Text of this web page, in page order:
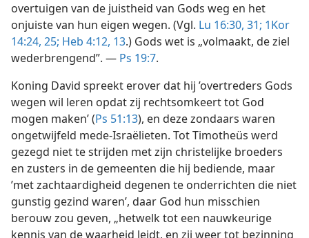
overtuigen van de juistheid van Gods weg en het
onjuiste van hun eigen wegen. (Vgl. Lu 16:30, 31; 1Kor
14:24, 25; Heb 4:12, 13.) Gods wet is „volmaakt, de ziel
wederbrengend”. — Ps 19:7.
Koning David spreekt erover dat hij ’overtreders Gods
wegen wil leren opdat zij rechtsomkeert tot God
mogen maken’ (Ps 51:13), en deze zondaars waren
ongetwijfeld mede-Israëlieten. Tot Timotheüs werd
gezegd niet te strijden met zijn christelijke broeders
en zusters in de gemeenten die hij bediende, maar
’met zachtaardigheid degenen te onderrichten die niet
gunstig gezind waren’, daar God hun misschien
berouw zou geven, „hetwelk tot een nauwkeurige
kennis van de waarheid leidt, en zij weer tot bezinning